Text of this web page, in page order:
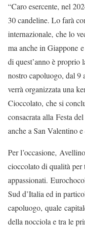
“Caro esercente, nel
30 candeline. Lo farà
internazionale, che lo
ma anche in Giappone
di quest’anno è proprio
nostro capoluogo, dal 9
verrà organizzata una
Cioccolato, che si
consacrata alla Festa
anche a San Valentino
Per l’occasione,
cioccolato di qualità
appassionati.
Sud d’Italia ed in
capoluogo, quale
della nocciola e tra le